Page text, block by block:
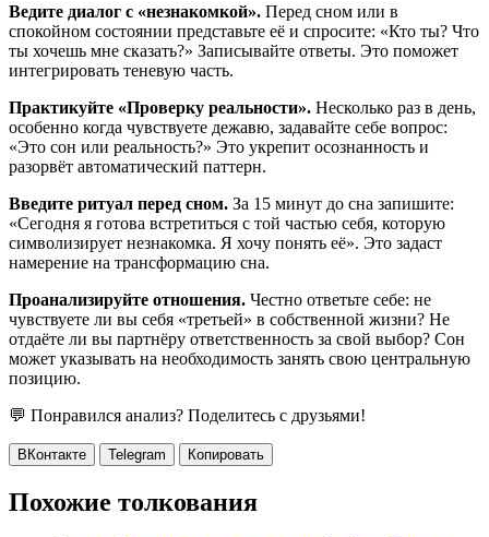
Ведите диалог с «незнакомкой». Перед сном или в
спокойном состоянии представьте её и спросите: «Кто ты? Что
ты хочешь мне сказать?» Записывайте ответы. Это поможет
интегрировать теневую часть.
Практикуйте «Проверку реальности». Несколько раз в день,
особенно когда чувствуете дежавю, задавайте себе вопрос:
«Это сон или реальность?» Это укрепит осознанность и
разорвёт автоматический паттерн.
Введите ритуал перед сном. За 15 минут до сна запишите:
«Сегодня я готова встретиться с той частью себя, которую
символизирует незнакомка. Я хочу понять её». Это задаст
намерение на трансформацию сна.
Проанализируйте отношения. Честно ответьте себе: не
чувствуете ли вы себя «третьей» в собственной жизни? Не
отдаёте ли вы партнёру ответственность за свой выбор? Сон
может указывать на необходимость занять свою центральную
позицию.
💬 Понравился анализ? Поделитесь с друзьями!
ВКонтакте Telegram Копировать
Похожие толкования